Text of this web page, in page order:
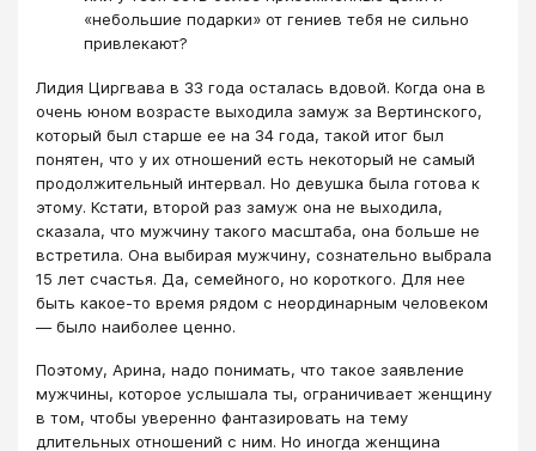
«небольшие подарки» от гениев тебя не сильно
привлекают?
Лидия Циргвава в 33 года осталась вдовой. Когда она в
очень юном возрасте выходила замуж за Вертинского,
который был старше ее на 34 года, такой итог был
понятен, что у их отношений есть некоторый не самый
продолжительный интервал. Но девушка была готова к
этому. Кстати, второй раз замуж она не выходила,
сказала, что мужчину такого масштаба, она больше не
встретила. Она выбирая мужчину, сознательно выбрала
15 лет счастья. Да, семейного, но короткого. Для нее
быть какое-то время рядом с неординарным человеком
— было наиболее ценно.
Поэтому, Арина, надо понимать, что такое заявление
мужчины, которое услышала ты, ограничивает женщину
в том, чтобы уверенно фантазировать на тему
длительных отношений с ним. Но иногда женщина